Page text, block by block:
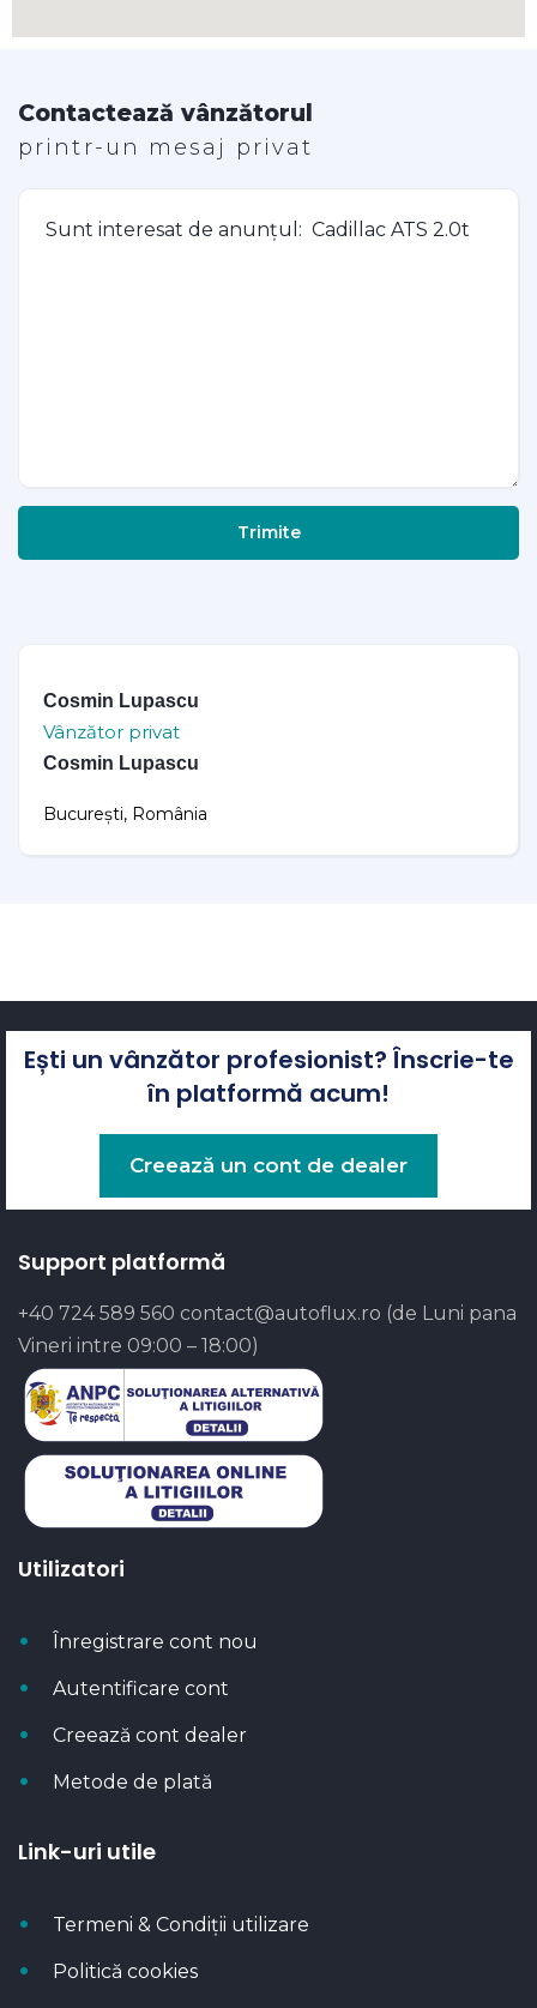
Contactează vânzătorul
printr-un mesaj privat
Trimite
Cosmin Lupascu
Vânzător privat
Cosmin Lupascu
București, România
Ești un vânzător profesionist? Înscrie-te
în platformă acum!
Creează un cont de dealer
Support platformă
+40 724 589 560 contact@autoflux.ro (de Luni pana
Vineri intre 09:00 – 18:00)
Utilizatori
Înregistrare cont nou
Autentificare cont
Creează cont dealer
Metode de plată
Link-uri utile
Termeni & Condiții utilizare
Politică cookies